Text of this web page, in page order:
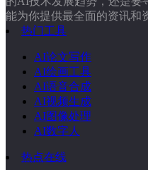
能为你提供最全面的资讯和
热门工具
AI论文写作
AI绘画工具
AI语音合成
AI视频生成
AI图像处理
AI数字人
热点在线